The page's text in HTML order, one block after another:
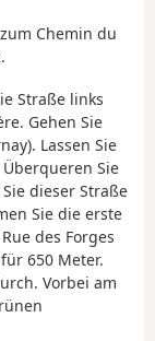
Chemin du
Straße links
Gehen Sie
Lassen Sie
Sie
dieser Straße
Sie die erste
des Forges
650 Meter.
Vorbei am